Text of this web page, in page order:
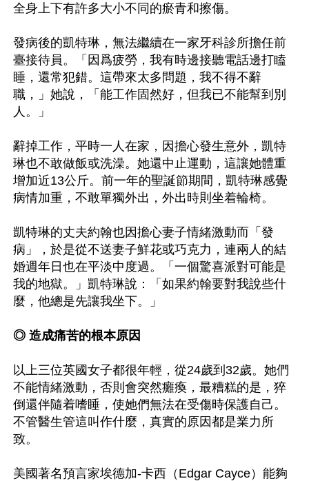
全身上下有許多大小不同的瘀青和擦傷。
發病後的凱特琳，無法繼續在一家牙科診所擔任前
臺接待員。「因爲疲勞，我有時邊接聽電話邊打瞌
睡，還常犯錯。這帶來太多問題，我不得不辭
職，」她說，「能工作固然好，但我已不能幫到別
人。」
辭掉工作，平時一人在家，因擔心發生意外，凱特
琳也不敢做飯或洗澡。她還中止運動，這讓她體重
增加近13公斤。前一年的聖誕節期間，凱特琳感覺
病情加重，不敢單獨外出，外出時則坐着輪椅。
凱特琳的丈夫約翰也因擔心妻子情緒激動而「發
病」，於是從不送妻子鮮花或巧克力，連兩人的結
婚週年日也在平淡中度過。「一個驚喜派對可能是
我的地獄。」凱特琳說：「如果約翰要對我說些什
麼，他總是先讓我坐下。」
◎ 造成痛苦的根本原因
以上三位英國女子都很年輕，從24歲到32歲。她們
不能情緒激動，否則會突然癱瘓，最糟糕的是，猝
倒還伴隨着嗜睡，使她們無法在受傷時保護自己。
不管醫生管這叫作什麼，真實的原因都是業力所
致。
美國著名預言家埃德加-卡西（Edgar Cayce）能夠